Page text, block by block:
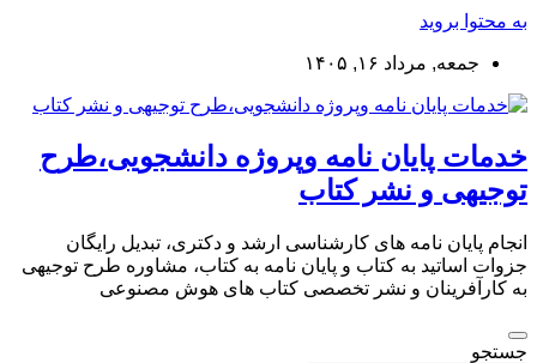
به محتوا بروید
جمعه, مرداد ۱۶, ۱۴۰۵
خدمات پایان نامه وپروژه دانشجویی،طرح
توجیهی و نشر کتاب
انجام پایان نامه های کارشناسی ارشد و دکتری، تبدیل رایگان
جزوات اساتید به کتاب و پایان نامه به کتاب، مشاوره طرح توجیهی
به کارآفرینان و نشر تخصصی کتاب های هوش مصنوعی
جستجو